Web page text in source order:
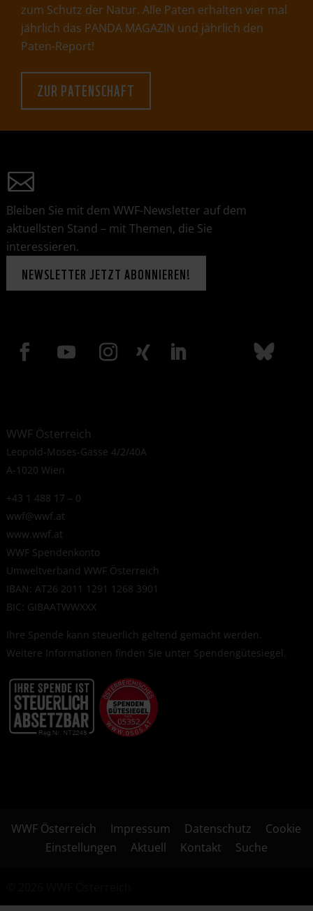
zum Schutz der Natur. Alle Paten erhalten vier mal
jährlich das PANDA MAGAZIN und jährlich den
Paten-Report!
ZUR PATENSCHAFT
Bleiben Sie mit dem WWF-Newsletter auf dem
aktuellsten Stand – mit Themen, die Sie
interessieren.
NEWSLETTER JETZT ABONNIEREN!
WWF Österreich
Leopold-Moses-Gasse 4/2/40A
A-1020 Wien
+43 1 488 17 – 0
wwf@wwf.at
www.wwf.at
WWF Spendenkonto
Umweltverband WWF Österreich
IBAN: AT26 2011 1291 1268 3901
BIC: GIBAATWWXXX
Ihre Spende kann steuerlich geltend gemacht werden.
Weitere Informationen finden Sie unter Spendengütesiegel
WWF Österreich Impressum Datenschutz
Cookie
Einstellungen
Aktuell Kontakt Suche